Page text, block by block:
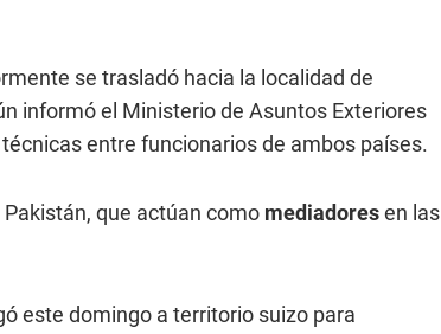
se trasladó hacia la localidad de
informó el Ministerio de Asuntos Exteriores
entre funcionarios de ambos países.
que actúan como mediadoresen las
este domingo a territorio suizo para